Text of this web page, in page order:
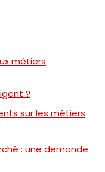
métiers
?
sur les métiers
: une demande